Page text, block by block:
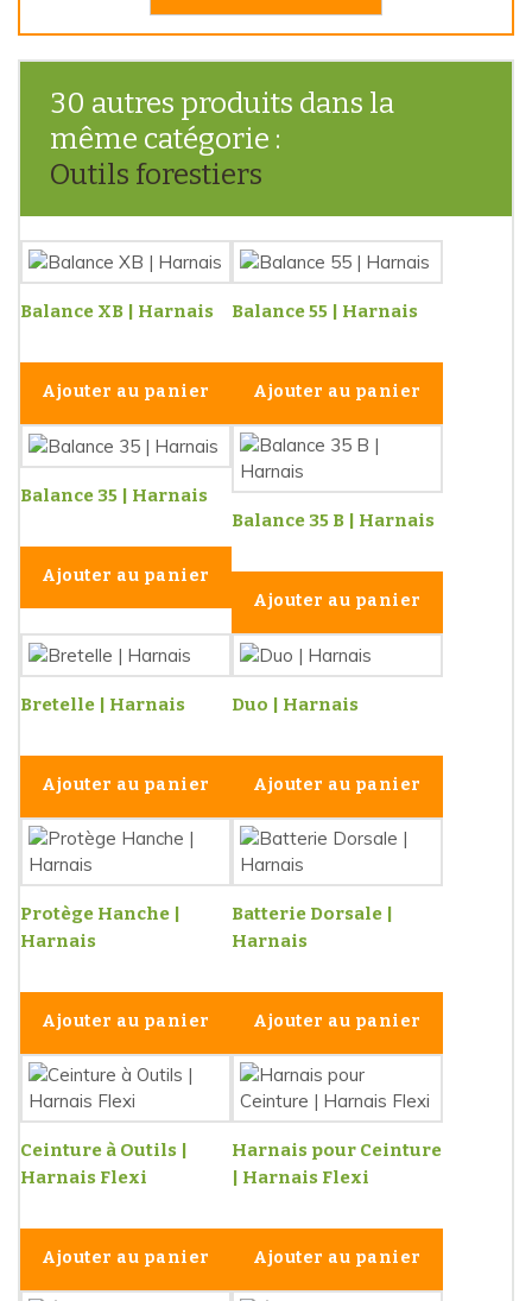
30 autres produits dans la
même catégorie :
Outils forestiers
Balance XB | Harnais
Ajouter au panier
Balance 55 | Harnais
Ajouter au panier
Balance 35 | Harnais
Ajouter au panier
Balance 35 B | Harnais
Ajouter au panier
Bretelle | Harnais
Ajouter au panier
Duo | Harnais
Ajouter au panier
Protège Hanche |
Harnais
Ajouter au panier
Batterie Dorsale |
Harnais
Ajouter au panier
Ceinture à Outils |
Harnais Flexi
Ajouter au panier
Harnais pour Ceinture
| Harnais Flexi
Ajouter au panier